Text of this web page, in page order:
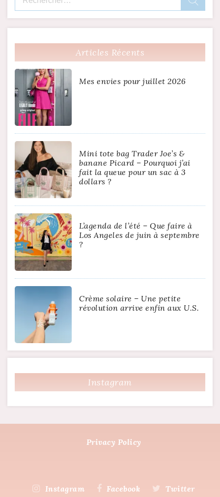
Articles Récents
Mes envies pour juillet 2026
Mini tote bag Trader Joe’s &
banane Picard – Pourquoi j’ai
fait la queue pour un sac à 3
dollars ?
L’agenda de l’été – Que faire à
Los Angeles de juin à septembre
?
Crème solaire – Une petite
révolution arrive enfin aux U.S.
Instagram
Privacy Policy
Instagram Facebook Twitter